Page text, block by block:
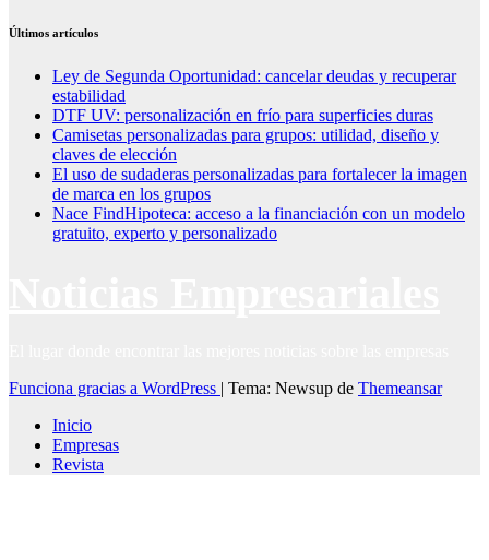
Últimos artículos
Ley de Segunda Oportunidad: cancelar deudas y recuperar
estabilidad
DTF UV: personalización en frío para superficies duras
Camisetas personalizadas para grupos: utilidad, diseño y
claves de elección
El uso de sudaderas personalizadas para fortalecer la imagen
de marca en los grupos
Nace FindHipoteca: acceso a la financiación con un modelo
gratuito, experto y personalizado
Funciona gracias a WordPress | Tema: Newsup de Themeansar
Inicio
Empresas
Revista